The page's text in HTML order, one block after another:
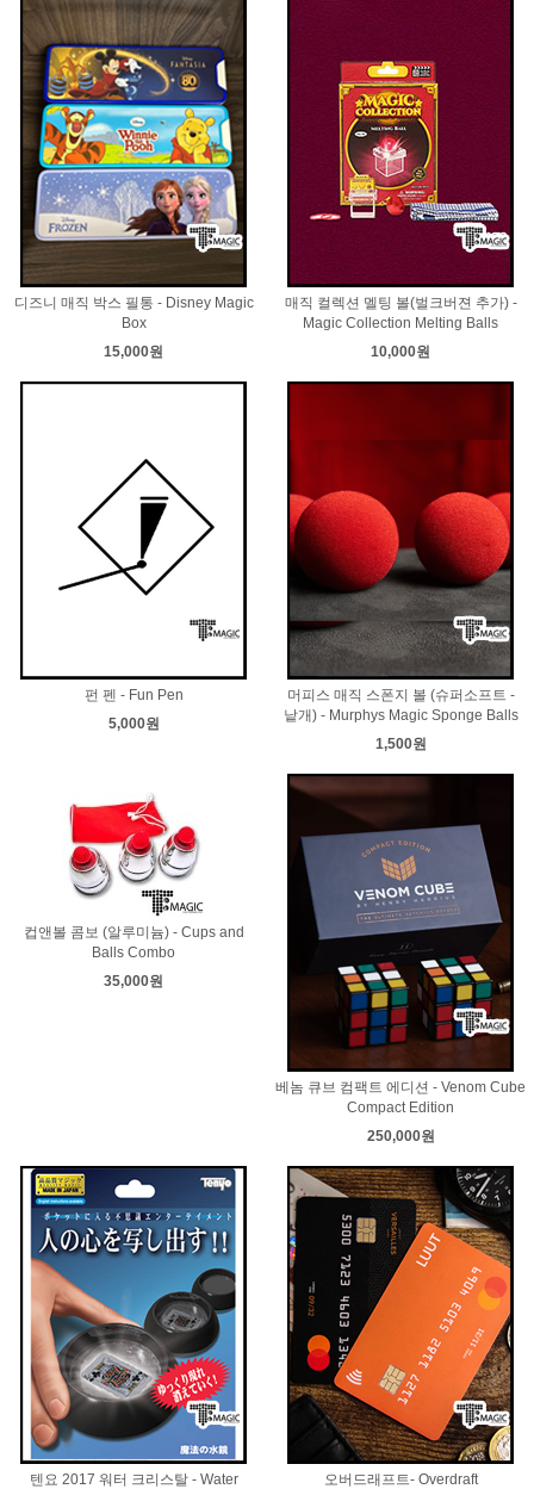
디즈니 매직 박스 필통 - Disney Magic
Box
15,000원
매직 컬렉션 멜팅 볼(벌크버젼 추가) -
Magic Collection Melting Balls
10,000원
펀 펜 - Fun Pen
5,000원
머피스 매직 스폰지 볼 (슈퍼소프트 -
낱개) - Murphys Magic Sponge Balls
1,500원
컵앤볼 콤보 (알루미늄) - Cups and
Balls Combo
35,000원
베놈 큐브 컴팩트 에디션 - Venom Cube
Compact Edition
250,000원
텐요 2017 워터 크리스탈 - Water
오버드래프트- Overdraft